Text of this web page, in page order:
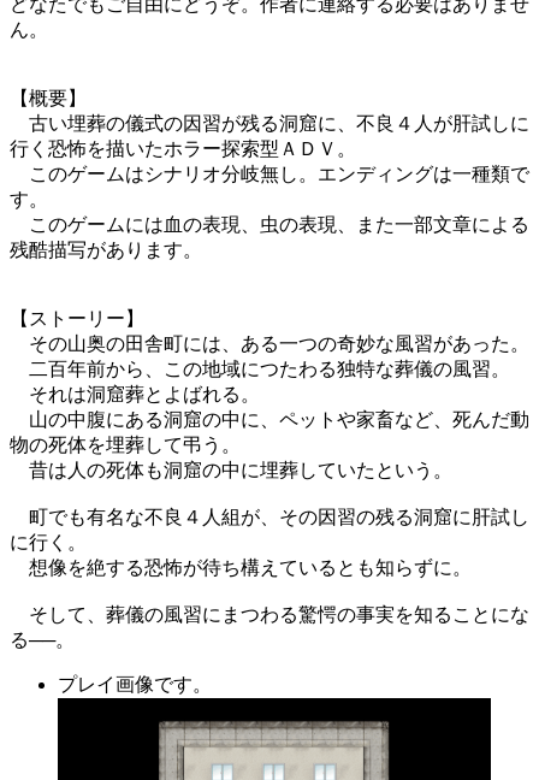
ん。
【概要】
古い埋葬の儀式の因習が残る洞窟に、不良４人が肝試しに
行く恐怖を描いたホラー探索型ＡＤＶ。
このゲームはシナリオ分岐無し。エンディングは一種類で
す。
このゲームには血の表現、虫の表現、また一部文章による
残酷描写があります。
【ストーリー】
その山奥の田舎町には、ある一つの奇妙な風習があった。
二百年前から、この地域につたわる独特な葬儀の風習。
それは洞窟葬とよばれる。
山の中腹にある洞窟の中に、ペットや家畜など、死んだ動
物の死体を埋葬して弔う。
昔は人の死体も洞窟の中に埋葬していたという。
町でも有名な不良４人組が、その因習の残る洞窟に肝試し
に行く。
想像を絶する恐怖が待ち構えているとも知らずに。
そして、葬儀の風習にまつわる驚愕の事実を知ることにな
る──。
プレイ画像です。